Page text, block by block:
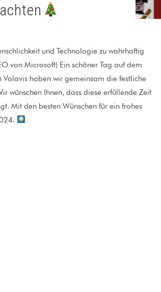
und Technologie zu wahrhaftig
von Microsoft) Ein schöner Tag auf dem
Volavis haben wir gemeinsam die festliche
wünschen Ihnen, dass diese erfüllende Zeit
Mit den besten Wünschen für ein frohes